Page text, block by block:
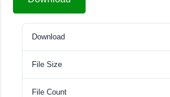
Download
File Size
File Count